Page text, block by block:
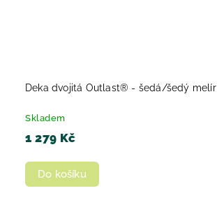
Deka dvojitá Outlast® - šedá/šedý melír
Skladem
1 279 Kč
Do košíku